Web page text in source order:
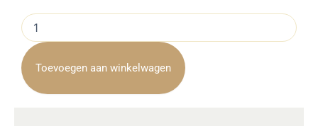
Eettafel
Basto
Metaal
Mango
Hout
Brown
Toevoegen aan winkelwagen